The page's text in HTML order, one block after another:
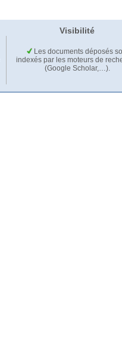
Visibilité
Les documents déposés
indexés par les moteurs de
(Google Scholar,…).